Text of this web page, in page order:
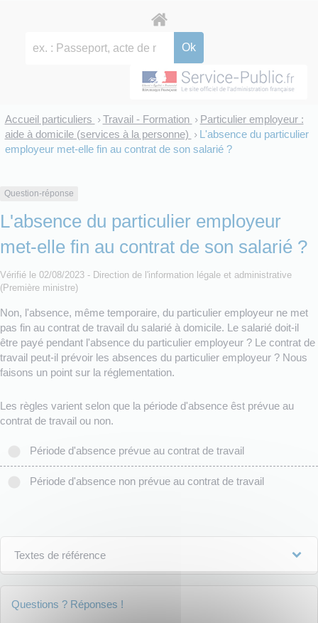
Accueil particuliers > Travail - Formation > Particulier employeur :
aide à domicile (services à la personne) > L'absence du particulier
employeur met-elle fin au contrat de son salarié ?
Question-réponse
L'absence du particulier employeur
met-elle fin au contrat de son salarié ?
Vérifié le 02/08/2023 - Direction de l'information légale et administrative
(Première ministre)
Non, l'absence, même temporaire, du particulier employeur ne met
pas fin au contrat de travail du salarié à domicile. Le salarié doit-il
être payé pendant l'absence du particulier employeur ? Le contrat de
travail peut-il prévoir les absences du particulier employeur ? Nous
faisons un point sur la réglementation.
Les règles varient selon que la période d'absence êst prévue au
contrat de travail ou non.
Période d'absence prévue au contrat de travail
Période d'absence non prévue au contrat de travail
Textes de référence
Questions ? Réponses !